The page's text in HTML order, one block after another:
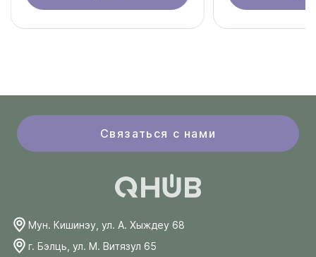
Связаться с нами
Мун. Кишинэу, ул. А. Хыждеу 68
г. Бэлць, ул. М. Витязул 65